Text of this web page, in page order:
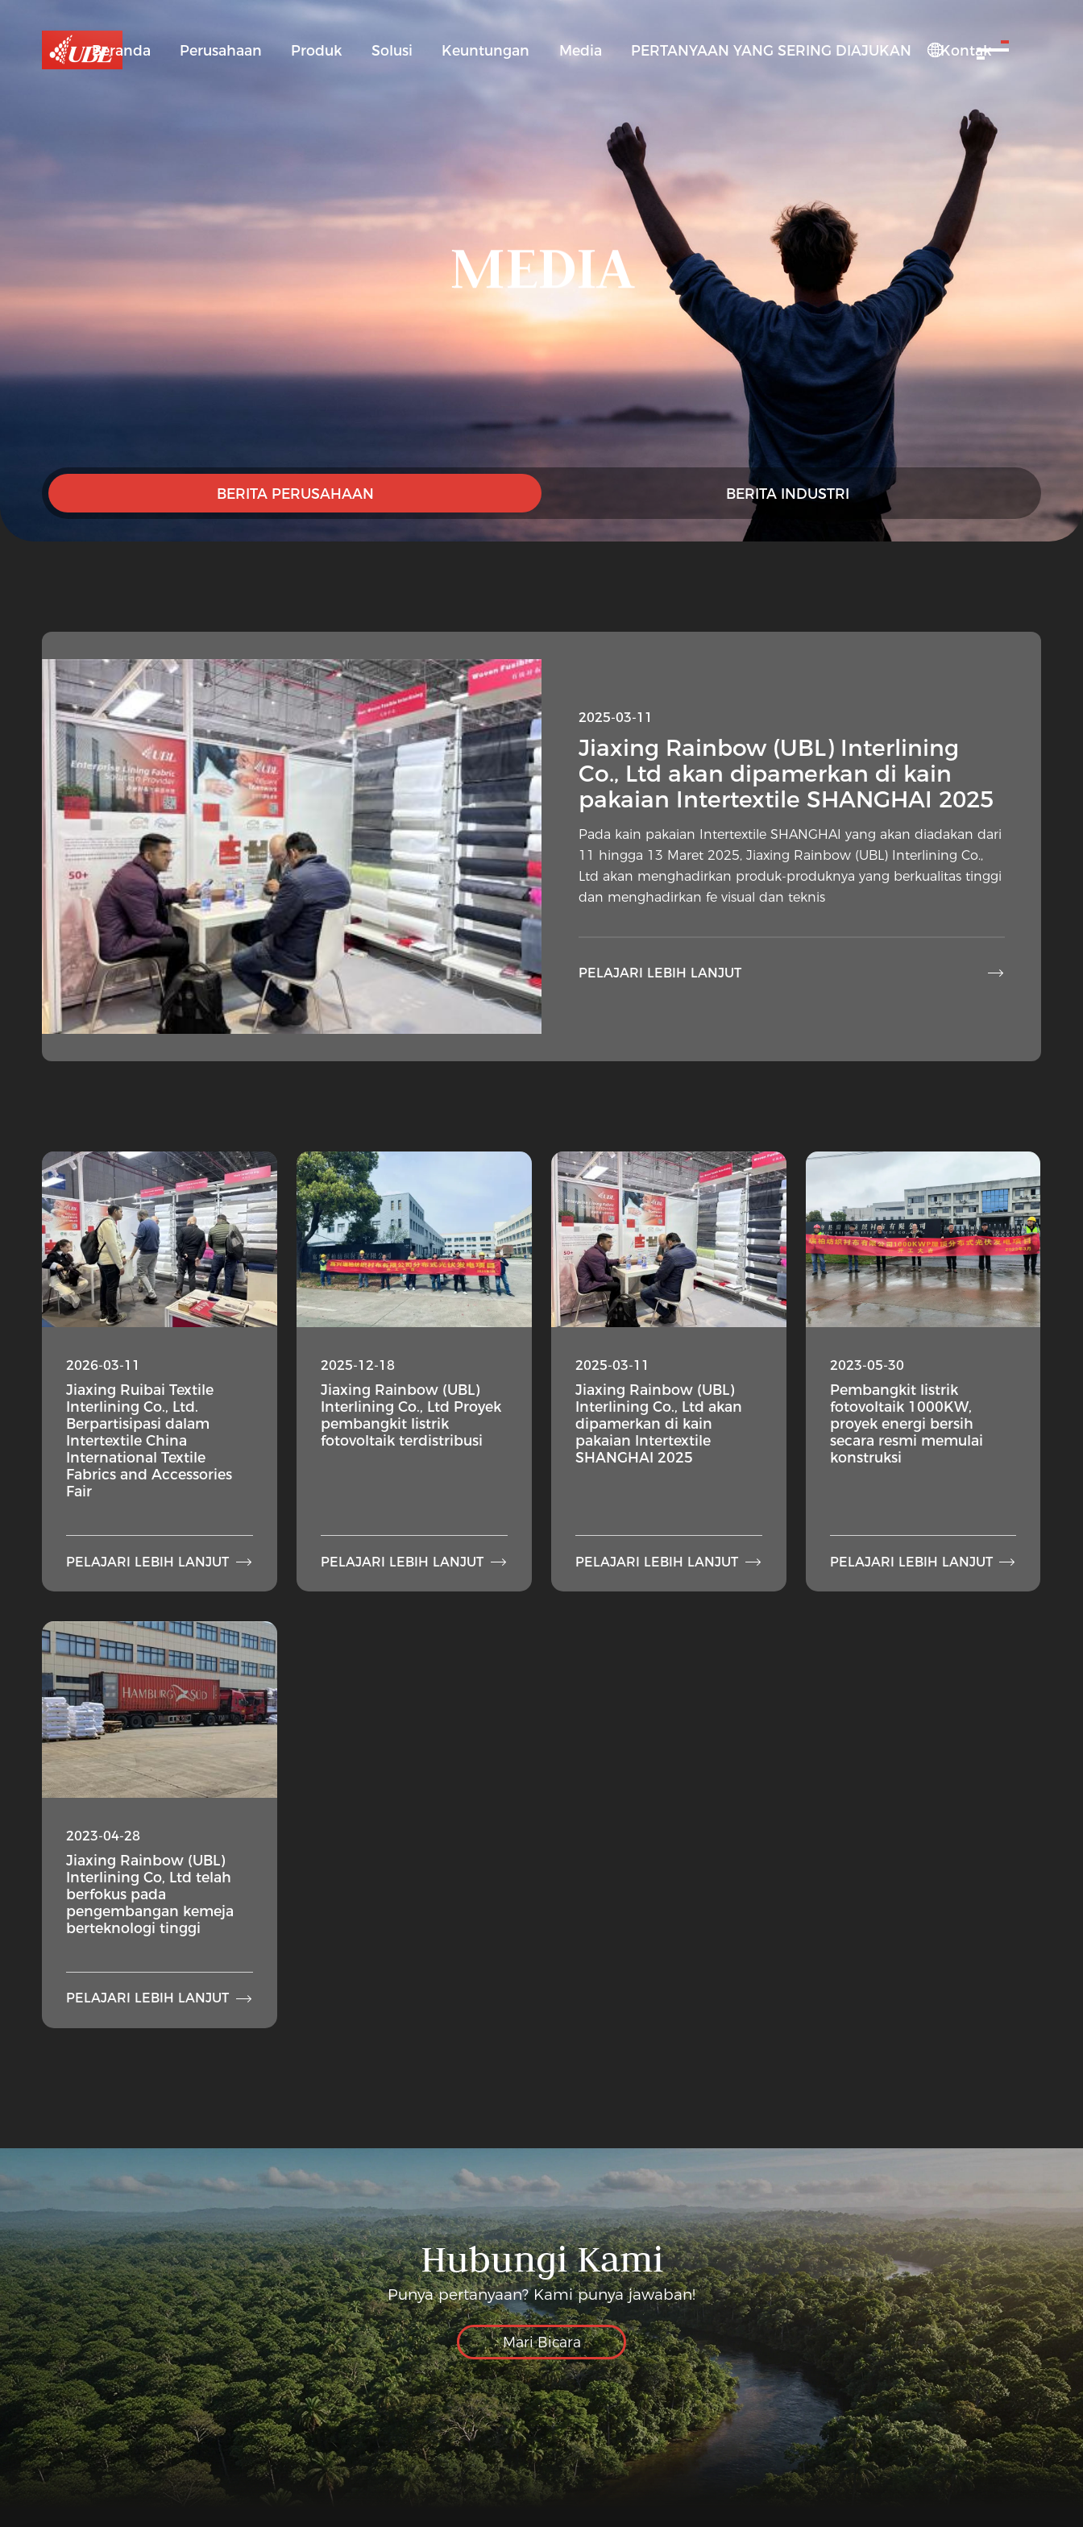
Beranda Perusahaan Produk Solusi Keuntungan Media PERTANYAAN YANG SERING DIAJUKAN Kontak

MEDIA
BERITA PERUSAHAAN BERITA INDUSTRI
2025-03-11
Jiaxing Rainbow (UBL) Interlining
Co., Ltd akan dipamerkan di kain
pakaian Intertextile SHANGHAI 2025
Pada kain pakaian Intertextile SHANGHAI yang akan diadakan dari
11 hingga 13 Maret 2025, Jiaxing Rainbow (UBL) Interlining Co.,
Ltd akan menghadirkan produk-produknya yang berkualitas tinggi
dan menghadirkan fe visual dan teknis
PELAJARI LEBIH LANJUT 
2026-03-11
Jiaxing Ruibai Textile
Interlining Co., Ltd.
Berpartisipasi dalam
Intertextile China
International Textile
Fabrics and Accessories
Fair
PELAJARI LEBIH LANJUT 
2025-12-18
Jiaxing Rainbow (UBL)
Interlining Co., Ltd Proyek
pembangkit listrik
fotovoltaik terdistribusi
PELAJARI LEBIH LANJUT 
2025-03-11
Jiaxing Rainbow (UBL)
Interlining Co., Ltd akan
dipamerkan di kain
pakaian Intertextile
SHANGHAI 2025
PELAJARI LEBIH LANJUT 
2023-05-30
Pembangkit listrik
fotovoltaik 1000KW,
proyek energi bersih
secara resmi memulai
konstruksi
PELAJARI LEBIH LANJUT 
2023-04-28
Jiaxing Rainbow (UBL)
Interlining Co, Ltd telah
berfokus pada
pengembangan kemeja
berteknologi tinggi
PELAJARI LEBIH LANJUT 
Hubungi Kami
Punya pertanyaan? Kami punya jawaban!
Mari Bicara